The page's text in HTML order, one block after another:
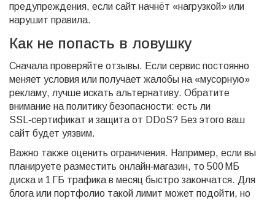
предупреждения, если сайт начнёт «нагрузкой» или
нарушит правила.
Как не попасть в ловушку
Сначала проверяйте отзывы. Если сервис постоянно
меняет условия или получает жалобы на «мусорную»
рекламу, лучше искать альтернативу. Обратите
внимание на политику безопасности: есть ли
SSL‑сертификат и защита от DDoS? Без этого ваш
сайт будет уязвим.
Важно также оценить ограничения. Например, если вы
планируете разместить онлайн‑магазин, то 500 МБ
диска и 1 ГБ трафика в месяц быстро закончатся. Для
блога или портфолио такой лимит может подойти, но